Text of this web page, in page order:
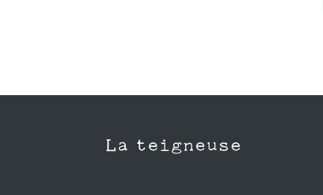
La teigneuse